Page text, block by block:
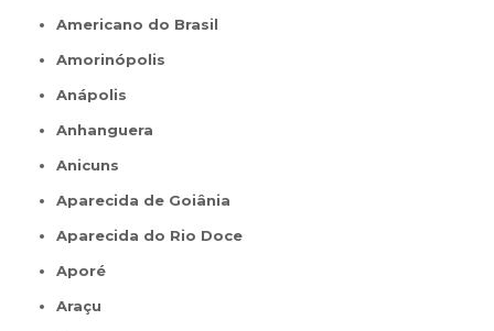
Americano do Brasil
Amorinópolis
Anápolis
Anhanguera
Anicuns
Aparecida de Goiânia
Aparecida do Rio Doce
Aporé
Araçu